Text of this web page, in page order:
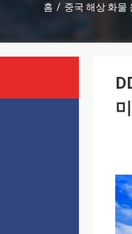
홈 / 중국 해상 화물
미